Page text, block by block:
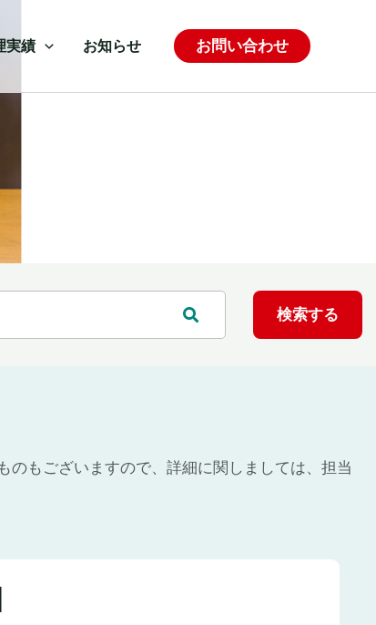
実績 お知らせ お問い合わせ
もございますので、詳細に関しましては、担当